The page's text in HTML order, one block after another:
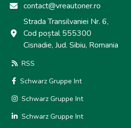
contact@vreautoner.ro
Strada Transilvaniei Nr. 6,
Cod poștal 555300
Cisnadie, Jud. Sibiu, Romania
RSS
Schwarz Gruppe Int
Schwarz Gruppe Int
Schwarz Gruppe Int